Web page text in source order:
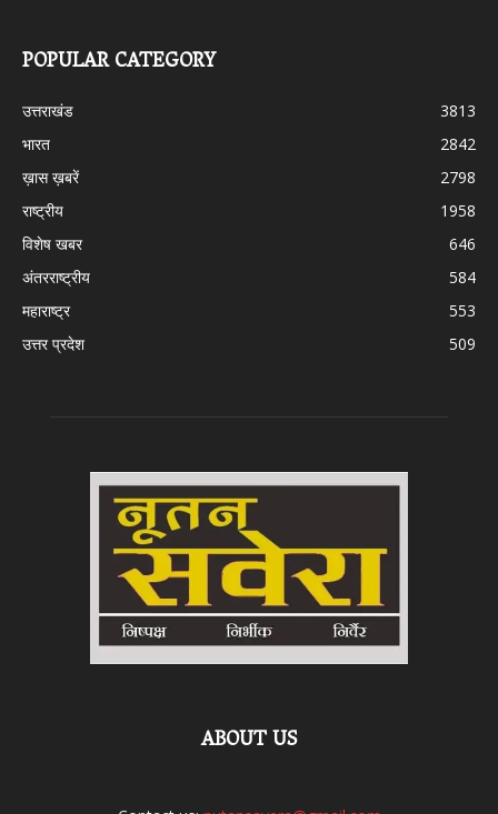
POPULAR CATEGORY
उत्तराखंड
3813
भारत
2842
ख़ास ख़बरें
2798
राष्ट्रीय
1958
विशेष खबर
646
अंतरराष्ट्रीय
584
महाराष्ट्र
553
उत्तर प्रदेश
509
ABOUT US